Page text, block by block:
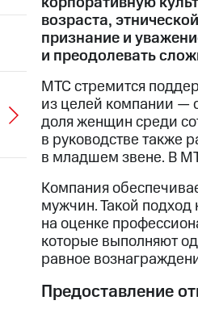
возраста,
признание и
и преодолевать
МТС стремится
из целей компании —
доля женщин среди
в руководстве также
в младшем звене. В
Компания
мужчин. Такой
на оценке
которые выполняют
равное
Предоставление